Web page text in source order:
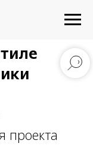
проекта